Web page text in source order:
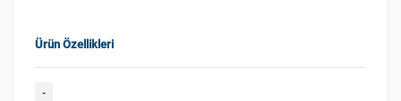
Ürün Özellikleri
-